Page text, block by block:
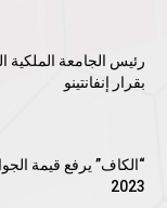
رئيس الجامعة الملكية
بقرار إنفانتينو
“الكاف” يرفع قيمة
2023